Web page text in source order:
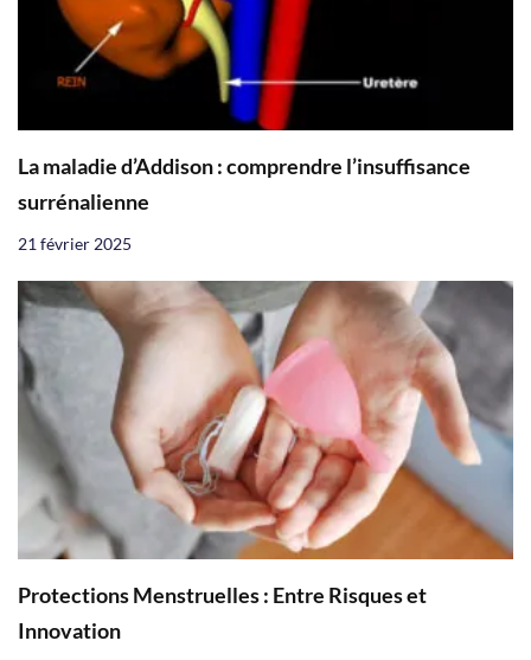
La maladie d’Addison : comprendre l’insuffisance
surrénalienne
21 février 2025
Protections Menstruelles : Entre Risques et
Innovation